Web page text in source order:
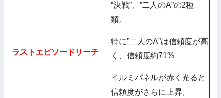
ラストエピソードリーチ
”決戦”、”二人のA”の2種
類。
特に”二人のA”は信頼度が高
く、信頼度約71%
イルミパネルが赤く光ると
信頼度がさらに上昇。